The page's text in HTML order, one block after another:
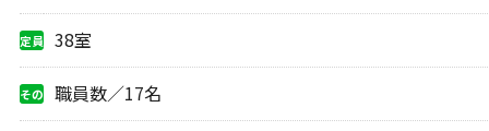
定員 38室
その
職員数／17名